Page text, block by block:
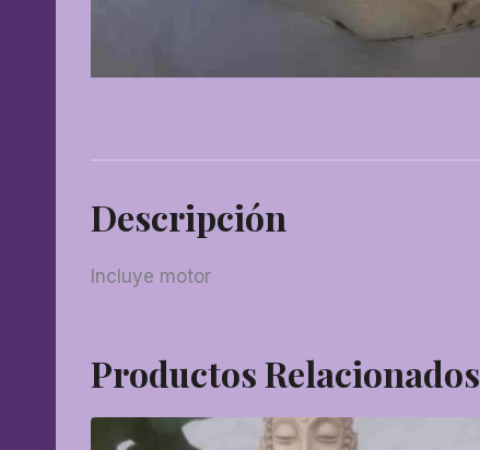
Descripción
Incluye motor
Productos Relacionados